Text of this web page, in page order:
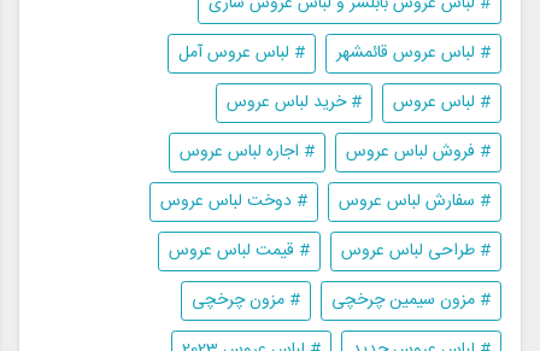
# لباس عروس قائمشهر
# لباس عروس آمل
# لباس عروس
# خرید لباس عروس
# فروش لباس عروس
# اجاره لباس عروس
# سفارش لباس عروس
# دوخت لباس عروس
# طراحی لباس عروس
# قیمت لباس عروس
# مزون سیمین چرخچی
# مزون چرخچی